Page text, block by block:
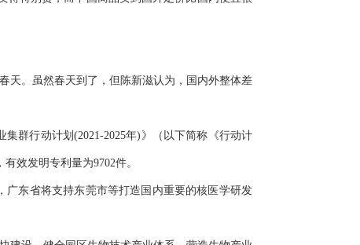
。虽然春天到了，但陈新滋认为，国内外整体差
群行动计划(2021-2025年)》（以下简称《行动计
效发明专利量为9702件。
东省将支持东莞市等打造国内重要的核医学研发